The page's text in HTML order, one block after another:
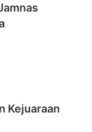
Kejuaraan